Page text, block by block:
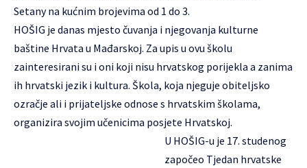
Setany na kućnim brojevima od 1 do 3.
HOŠIG je danas mjesto čuvanja i njegovanja kulturne
baštine Hrvata u Mađarskoj. Za upis u ovu školu
zainteresirani su i oni koji nisu hrvatskog porijekla a zanima
ih hrvatski jezik i kultura. Škola, koja njeguje obiteljsko
ozračje ali i prijateljske odnose s hrvatskim školama,
organizira svojim učenicima posjete Hrvatskoj.
U HOŠIG-u je 17. studenog
započeo Tjedan hrvatske